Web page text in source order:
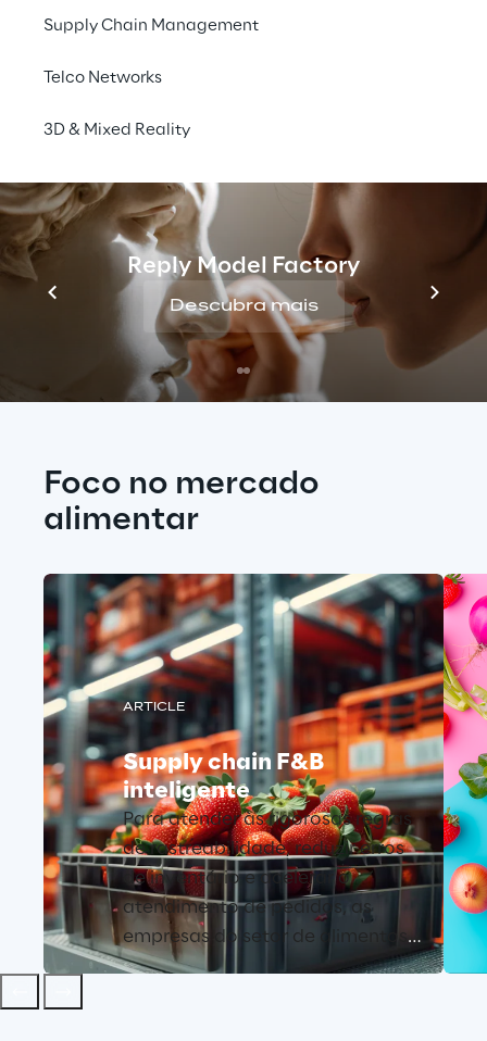
Supply Chain Management
Telco Networks
3D & Mixed Reality
Reply Model Factory
Descubra mais
Entregando beleza mais rápido:
Milano
CASE STUDY
Foco no mercado
alimentar
ARTICLE
Supply chain F&B
inteligente
Para atender às rigorosas regras
de rastreabilidade, reduzir erros
de inventário e acelerar o
atendimento de pedidos, as
empresas do setor de alimentos
e bebidas podem contar com o